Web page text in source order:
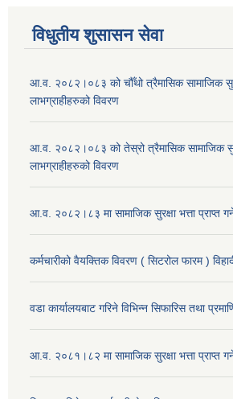
विधुतीय शुसासन सेवा
आ.व. २०८२।०८३ को चौँथो त्रैमासिक सामाजिक
लाभग्राहीहरुको विवरण
आ.व. २०८२।०८३ को तेस्रो त्रैमासिक सामाजिक
लाभग्राहीहरुको विवरण
आ.व. २०८२।८३ मा सामाजिक सुरक्षा भत्ता प्राप्त
कर्मचारीको वैयक्तिक विवरण ( सिटरोल फारम )
वडा कार्यालयबाट गरिने विभिन्न सिफारिस तथा
आ.व. २०८१।८२ मा सामाजिक सुरक्षा भत्ता प्राप्त